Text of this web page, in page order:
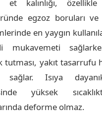
et kalınlığı,
egzoz boruları
en yaygın
mukavemeti
tutması, yakıt tasarrufu
sağlar. Isıya
yüksek
deforme olmaz.